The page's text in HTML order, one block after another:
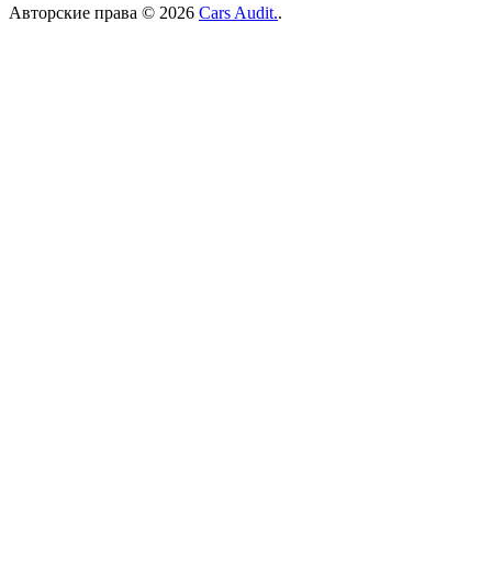
Авторские права © 2026 Cars Audit..